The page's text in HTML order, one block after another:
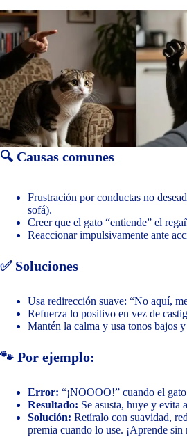
🔍 Causas comunes
Frustración por conductas no
sofá).
Creer que el gato “entiende” el
Reaccionar impulsivamente ante
✅ Soluciones
Usa redirección suave: “No aquí,
Refuerza lo positivo en vez de
Mantén la calma y usa tonos bajos
🐾 Por ejemplo:
Error: “¡NOOOO!” cuando el gato
Resultado: Se asusta, huye y evita
Solución: Retíralo con suavidad,
premia cuando lo use. ¡Aprende sin